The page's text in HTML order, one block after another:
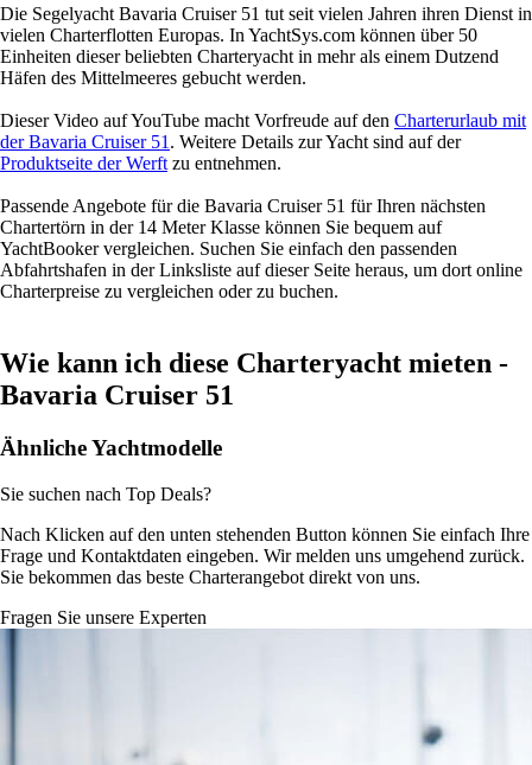
Die Segelyacht Bavaria Cruiser 51 tut seit vielen Jahren ihren Dienst in
vielen Charterflotten Europas. In YachtSys.com können über 50
Einheiten dieser beliebten Charteryacht in mehr als einem Dutzend
Häfen des Mittelmeeres gebucht werden.
Dieser Video auf YouTube macht Vorfreude auf den Charterurlaub mit
der Bavaria Cruiser 51 . Weitere Details zur Yacht sind auf der
Produktseite der Werft zu entnehmen.
Passende Angebote für die Bavaria Cruiser 51 für Ihren nächsten
Chartertörn in der 14 Meter Klasse können Sie bequem auf
YachtBooker vergleichen. Suchen Sie einfach den passenden
Abfahrtshafen in der Linksliste auf dieser Seite heraus, um dort online
Charterpreise zu vergleichen oder zu buchen.
Wie kann ich diese Charteryacht mieten -
Bavaria Cruiser 51
Ähnliche Yachtmodelle
Sie suchen nach Top Deals?
Nach Klicken auf den unten stehenden Button können Sie einfach Ihre
Frage und Kontaktdaten eingeben. Wir melden uns umgehend zurück.
Sie bekommen das beste Charterangebot direkt von uns.
Fragen Sie unsere Experten